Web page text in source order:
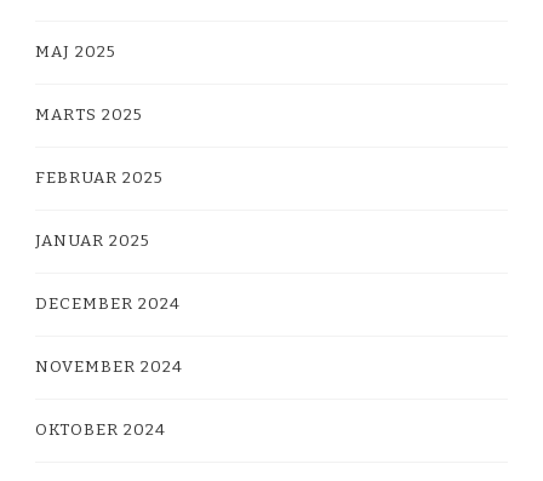
MAJ 2025
MARTS 2025
FEBRUAR 2025
JANUAR 2025
DECEMBER 2024
NOVEMBER 2024
OKTOBER 2024